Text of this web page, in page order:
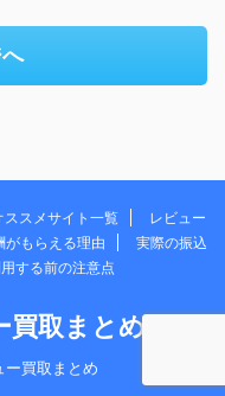
ススメサイト一覧
レビュー
がもらえる理由
実際の振込
する前の注意点
買取まとめ
買取まとめ